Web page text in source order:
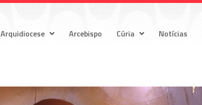
Arquidiocese Arcebispo Cúria Notícias